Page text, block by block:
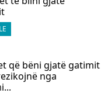
që bëni gjatë gatimit
nga